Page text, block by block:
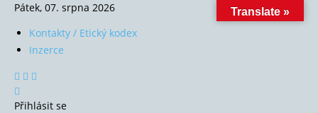
Pátek, 07. srpna 2026
Kontakty / Etický kodex
Inzerce
Přihlásit se
Translate »